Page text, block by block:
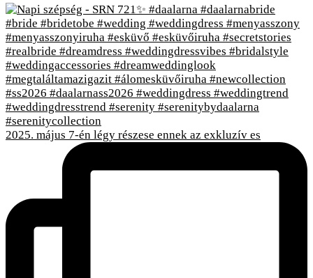
2025. május 7-én légy részese ennek az exkluzív es